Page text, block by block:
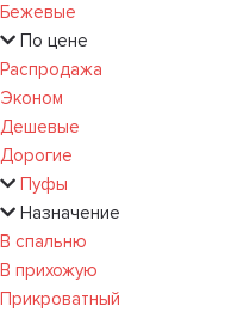
Бежевые
По цене
Распродажа
Эконом
Дешевые
Дорогие
Пуфы
Назначение
В спальню
В прихожую
Прикроватный